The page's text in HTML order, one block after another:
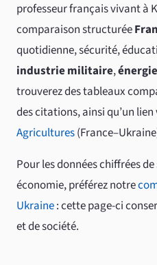
professeur français vivant à
comparaison structurée
quotidienne, sécurité,
industrie militaire,énergie
trouverez des tableaux
des citations, ainsi qu’un lien
Agricultures
Pour les données chiffrées
économie, préférez notre
Ukraine: cette page-ci
et de société.